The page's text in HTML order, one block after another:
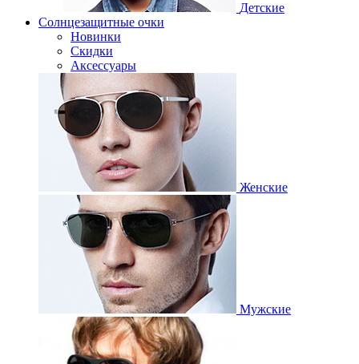
Детские
Солнцезащитные очки
Новинки
Скидки
Аксессуары
Женские
Мужские